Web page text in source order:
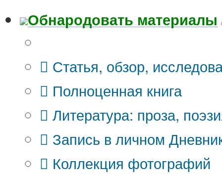
Обнародовать материалы
Статья, обзор,
Полноценная книга
Литература: проза,
Запись в личном
Коллекция фотографий